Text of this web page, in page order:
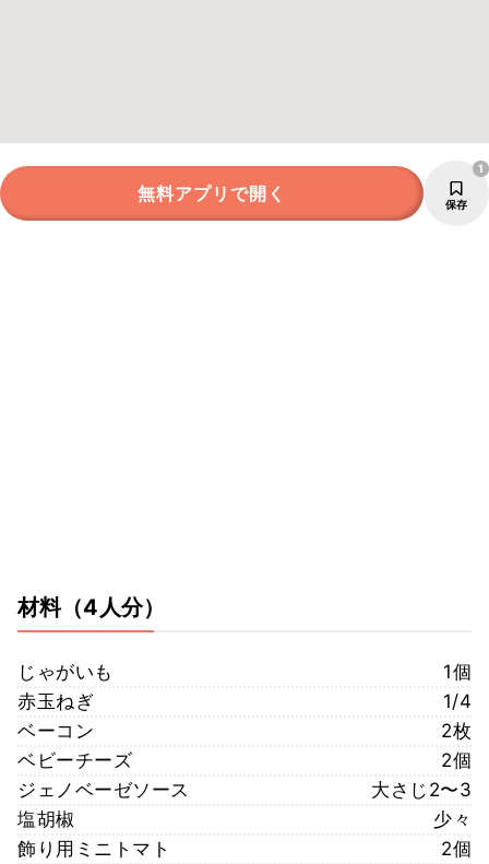
無料アプリで開く 保存
1
材料（4人分）
じゃがいも
1個
赤玉ねぎ
1/4
ベーコン
2枚
ベビーチーズ
2個
ジェノベーゼソース
大さじ2〜3
塩胡椒
少々
飾り用ミニトマト
2個